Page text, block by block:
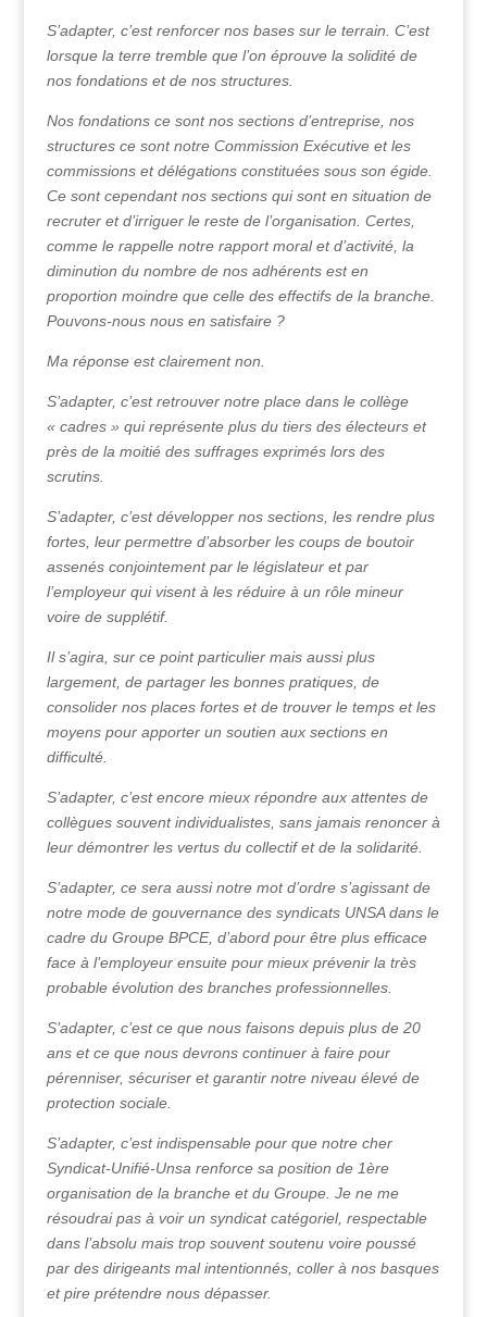
S’adapter, c’est renforcer nos bases sur le terrain. C’est
lorsque la terre tremble que l’on éprouve la solidité de
nos fondations et de nos structures.
Nos fondations ce sont nos sections d’entreprise, nos
structures ce sont notre Commission Exécutive et les
commissions et délégations constituées sous son égide.
Ce sont cependant nos sections qui sont en situation de
recruter et d’irriguer le reste de l’organisation. Certes,
comme le rappelle notre rapport moral et d’activité, la
diminution du nombre de nos adhérents est en
proportion moindre que celle des effectifs de la branche.
Pouvons-nous nous en satisfaire ?
Ma réponse est clairement non.
S’adapter, c’est retrouver notre place dans le collège
« cadres » qui représente plus du tiers des électeurs et
près de la moitié des suffrages exprimés lors des
scrutins.
S’adapter, c’est développer nos sections, les rendre plus
fortes, leur permettre d’absorber les coups de boutoir
assenés conjointement par le législateur et par
l’employeur qui visent à les réduire à un rôle mineur
voire de supplétif.
Il s’agira, sur ce point particulier mais aussi plus
largement, de partager les bonnes pratiques, de
consolider nos places fortes et de trouver le temps et les
moyens pour apporter un soutien aux sections en
difficulté.
S’adapter, c’est encore mieux répondre aux attentes de
collègues souvent individualistes, sans jamais renoncer à
leur démontrer les vertus du collectif et de la solidarité.
S’adapter, ce sera aussi notre mot d’ordre s’agissant de
notre mode de gouvernance des syndicats UNSA dans le
cadre du Groupe BPCE, d’abord pour être plus efficace
face à l’employeur ensuite pour mieux prévenir la très
probable évolution des branches professionnelles.
S’adapter, c’est ce que nous faisons depuis plus de 20
ans et ce que nous devrons continuer à faire pour
pérenniser, sécuriser et garantir notre niveau élevé de
protection sociale.
S’adapter, c’est indispensable pour que notre cher
Syndicat-Unifié-Unsa renforce sa position de 1ère
organisation de la branche et du Groupe. Je ne me
résoudrai pas à voir un syndicat catégoriel, respectable
dans l’absolu mais trop souvent soutenu voire poussé
par des dirigeants mal intentionnés, coller à nos basques
et pire prétendre nous dépasser.